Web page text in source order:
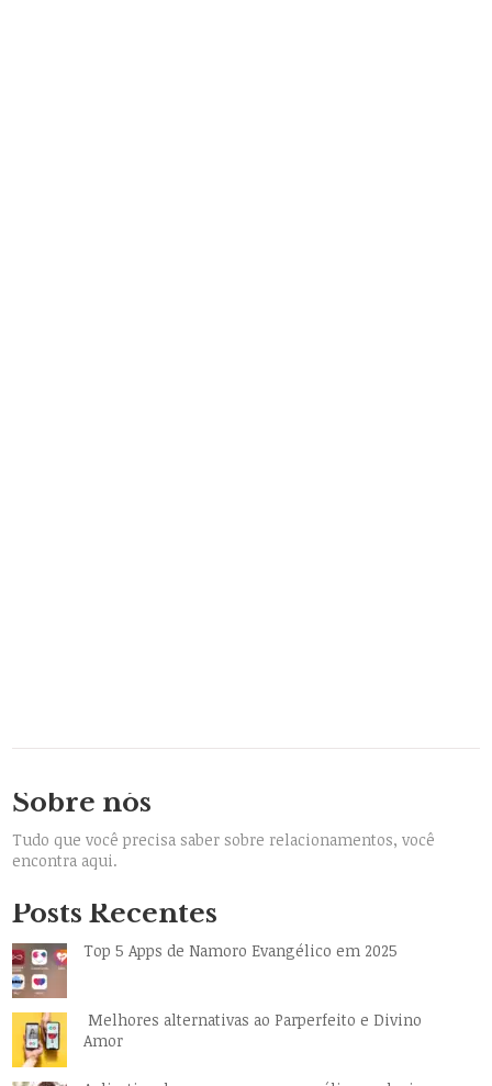
Sobre nós
Tudo que você precisa saber sobre relacionamentos, você
encontra aqui.
Posts Recentes
Top 5 Apps de Namoro Evangélico em 2025
Melhores alternativas ao Parperfeito e Divino
Amor